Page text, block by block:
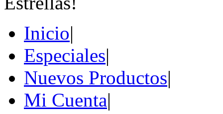
Inicio|
Especiales|
Nuevos Productos|
Mi Cuenta|